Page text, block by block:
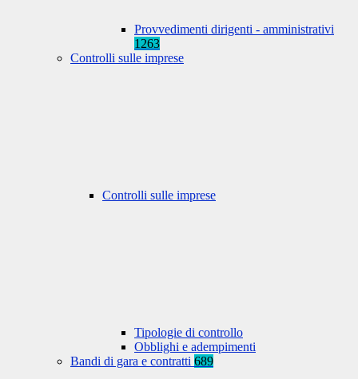
Provvedimenti dirigenti - amministrativi
1263
Controlli sulle imprese
Controlli sulle imprese
Tipologie di controllo
Obblighi e adempimenti
Bandi di gara e contratti 689